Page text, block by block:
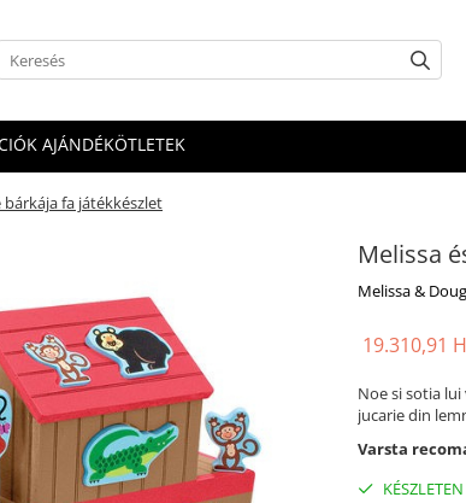
AJÁNDÉKÖTLETEK
bárkája fa játékkészlet
Melissa
Melissa & Doug
19.310,91
Noe si sotia
jucarie din
Varsta
KÉSZLETEN